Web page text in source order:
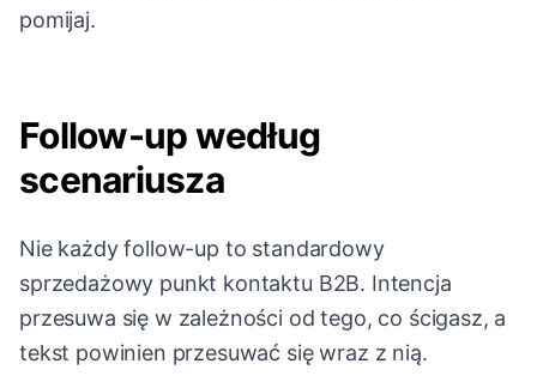
pomijaj.
Follow-up według
scenariusza
Nie każdy follow-up to standardowy
sprzedażowy punkt kontaktu B2B. Intencja
przesuwa się w zależności od tego, co ścigasz, a
tekst powinien przesuwać się wraz z nią.